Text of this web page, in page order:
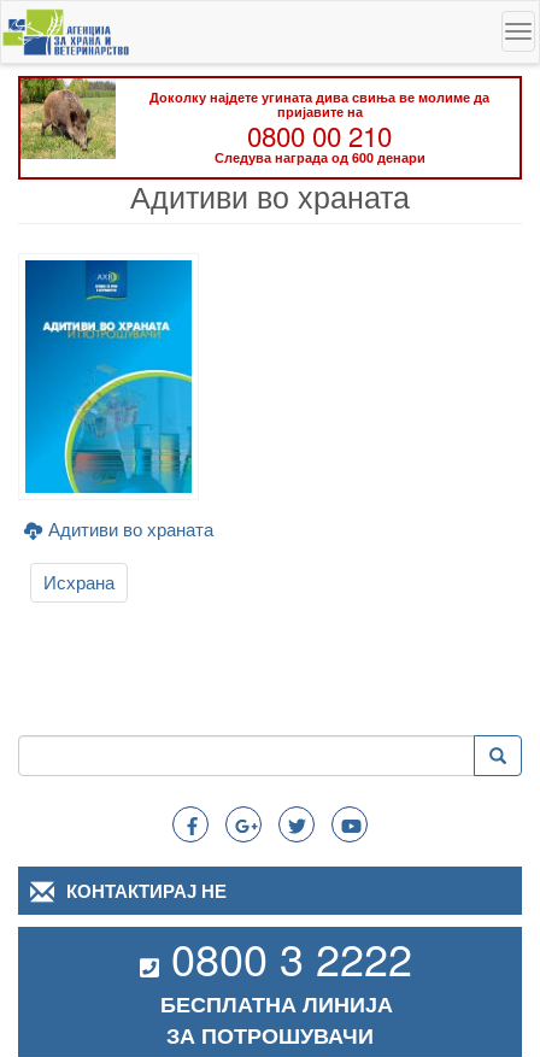
Skip
to
main
content
Доколку најдете угината дива свиња ве молиме да
пријавите на
0800 00 210
Следува награда од 600 денари
Адитиви во храната
Адитиви во храната
Исхрана
Search
Пребарување
КОНТАКТИРАЈ НЕ
0800 3 2222
БЕСПЛАТНА ЛИНИЈА
ЗА ПОТРОШУВАЧИ